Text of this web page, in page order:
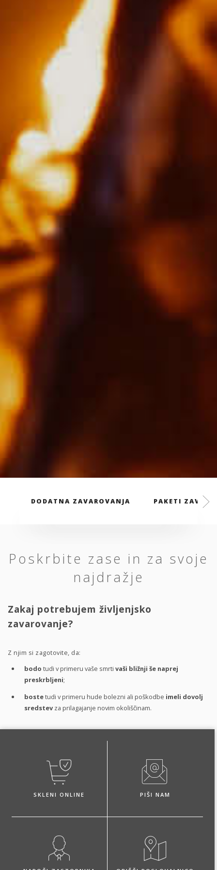
DODATNA ZAVAROVANJA PAKETI
Poskrbite zase in za svoje
najdražje
Zakaj potrebujem življenjsko
zavarovanje?
Z njim si zagotovite, da:
bodo tudi v primeru vaše smrti vaši bližnji še naprej
preskrbljeni;
bostetudi v primeru hude bolezni ali poškodbe imeli dovolj
sredstev za prilagajanje novim okoliščinam.
SKLENI ONLINE PIŠI NAM